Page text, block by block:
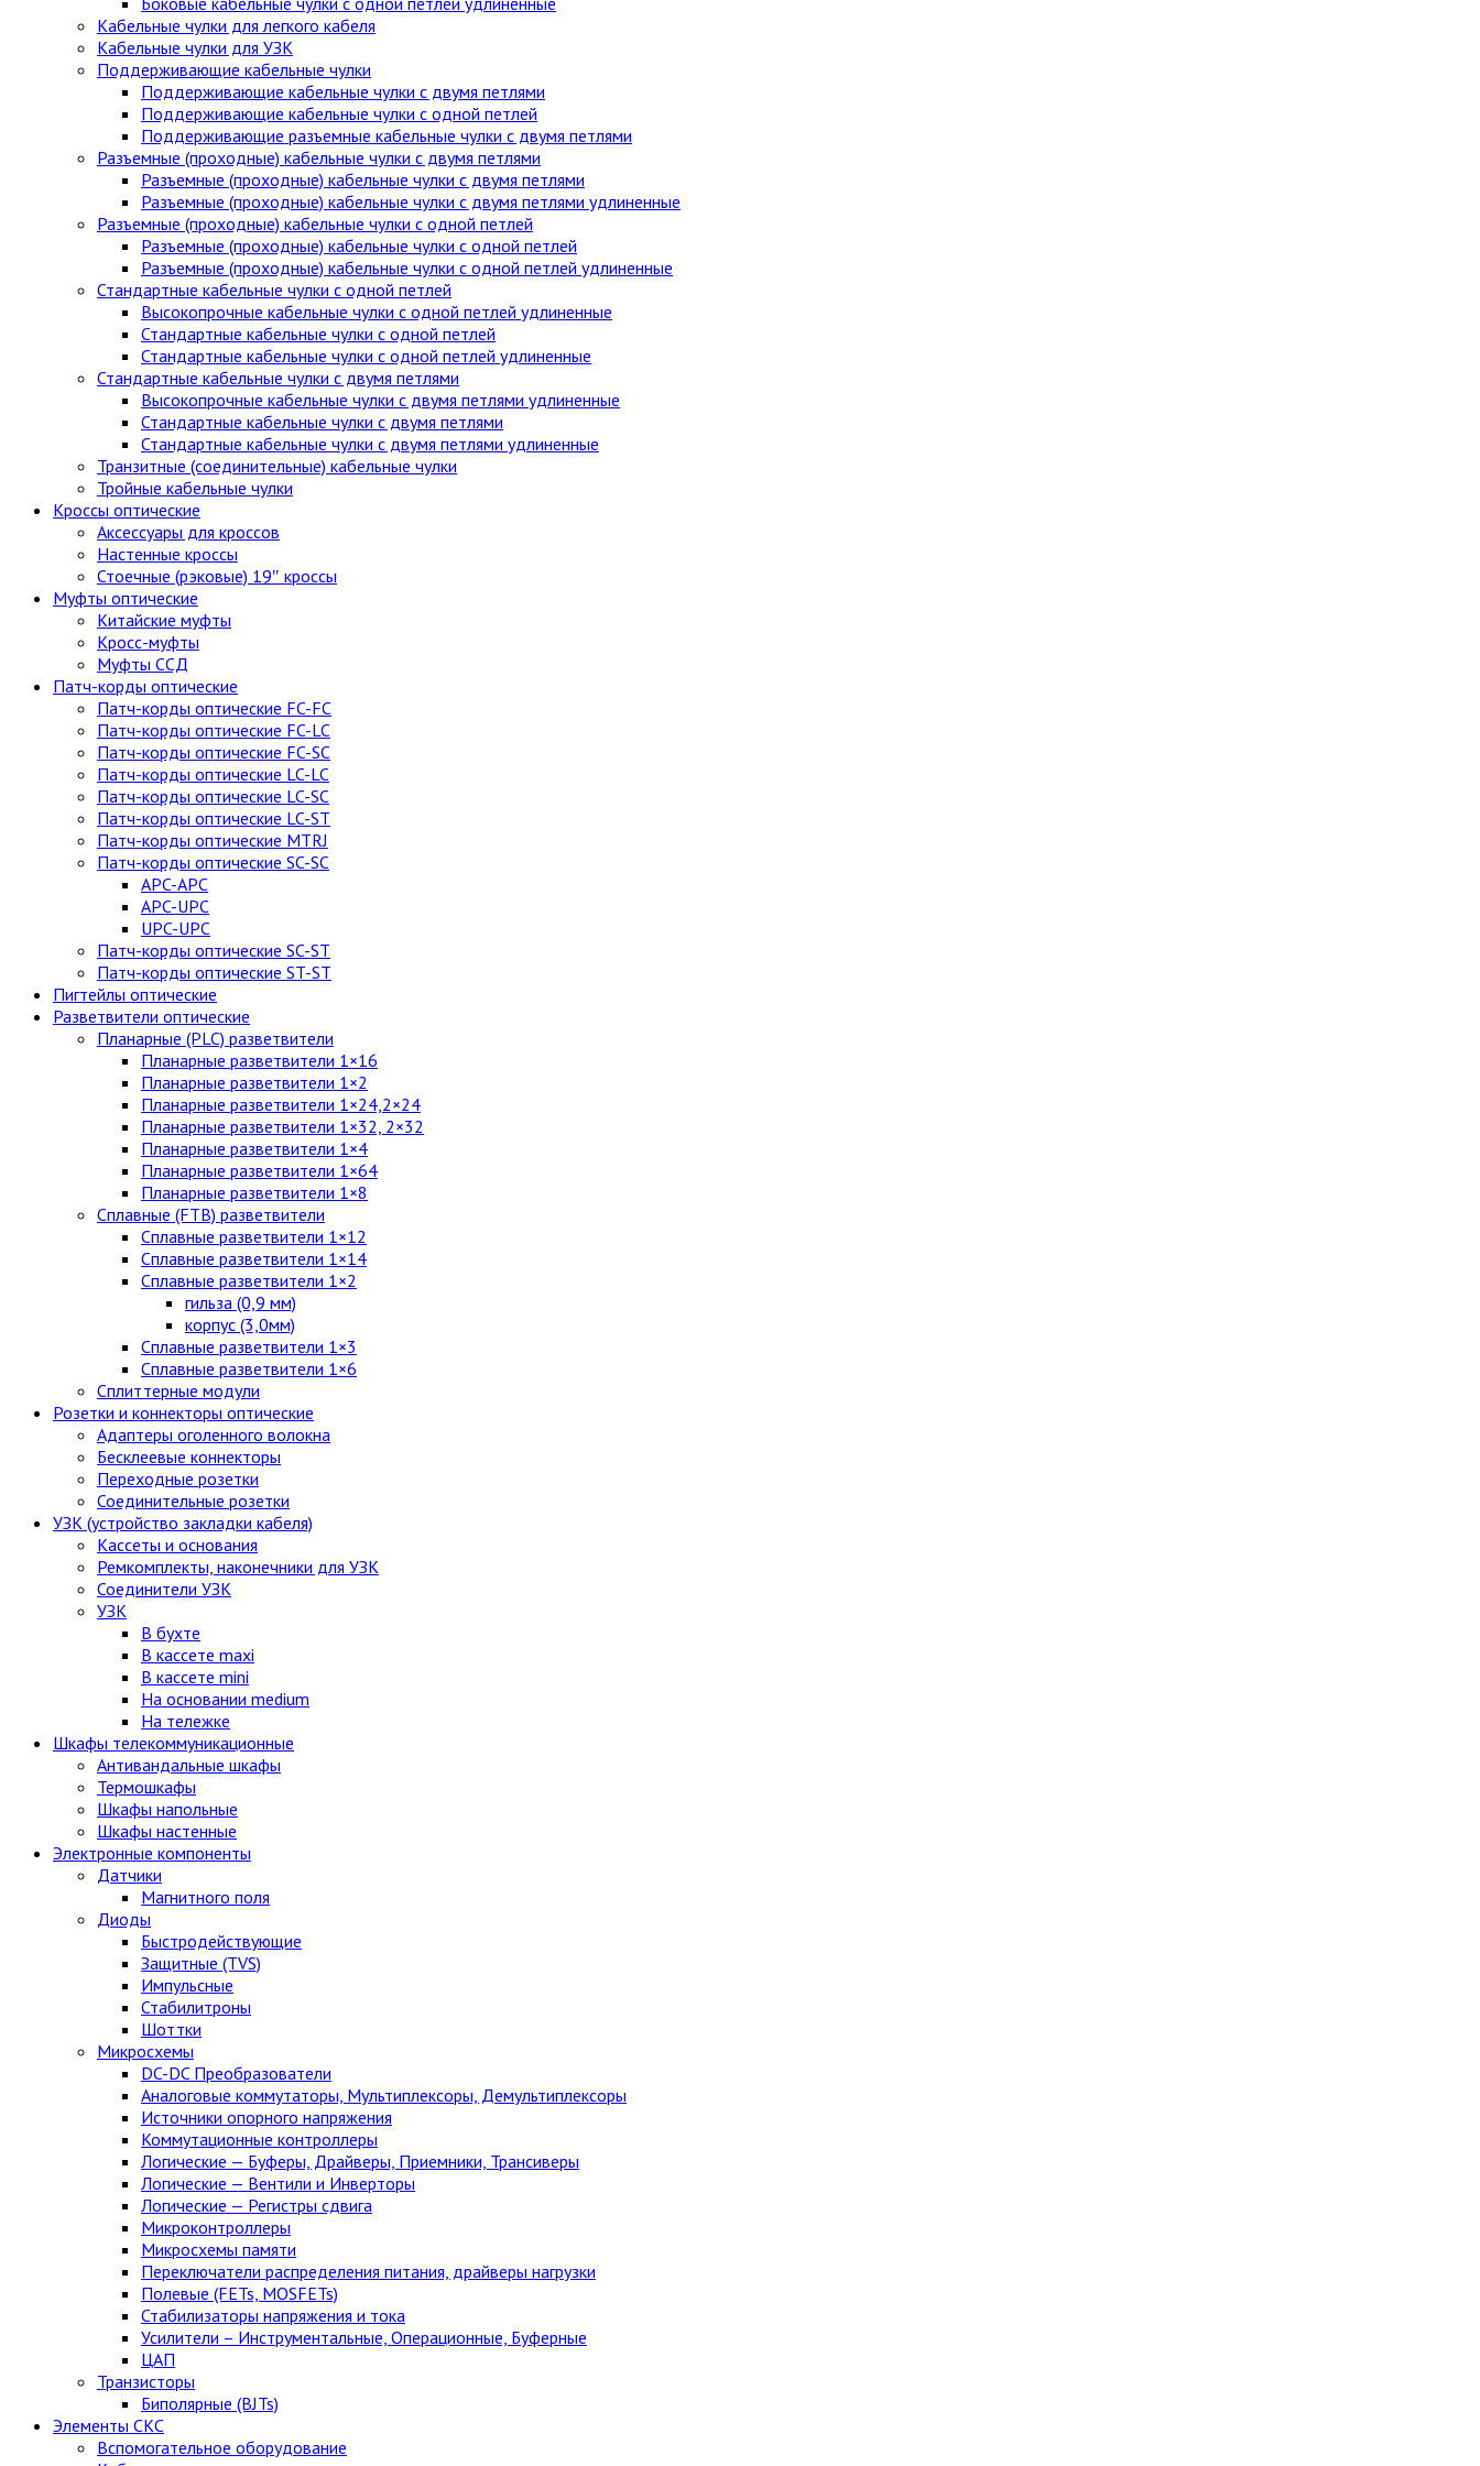
Кабельные чулки для легкого кабеля
Кабельные чулки для УЗК
Поддерживающие кабельные чулки
Поддерживающие кабельные чулки с двумя петлями
Поддерживающие кабельные чулки с одной петлей
Поддерживающие разъемные кабельные чулки с двумя петлями
Разъемные (проходные) кабельные чулки с двумя петлями
Разъемные (проходные) кабельные чулки с двумя петлями
Разъемные (проходные) кабельные чулки с двумя петлями удлиненные
Разъемные (проходные) кабельные чулки с одной петлей
Разъемные (проходные) кабельные чулки с одной петлей
Разъемные (проходные) кабельные чулки с одной петлей удлиненные
Стандартные кабельные чулки c одной петлей
Высокопрочные кабельные чулки с одной петлей удлиненные
Стандартные кабельные чулки с одной петлей
Стандартные кабельные чулки с одной петлей удлиненные
Стандартные кабельные чулки с двумя петлями
Высокопрочные кабельные чулки с двумя петлями удлиненные
Стандартные кабельные чулки с двумя петлями
Стандартные кабельные чулки с двумя петлями удлиненные
Транзитные (соединительные) кабельные чулки
Тройные кабельные чулки
Кроссы оптические
Аксессуары для кроссов
Настенные кроссы
Стоечные (рэковые) 19″ кроссы
Муфты оптические
Китайские муфты
Кросс-муфты
Муфты ССД
Патч-корды оптические
Патч-корды оптические FC-FC
Патч-корды оптические FC-LC
Патч-корды оптические FC-SC
Патч-корды оптические LC-LC
Патч-корды оптические LC-SC
Патч-корды оптические LC-ST
Патч-корды оптические MTRJ
Патч-корды оптические SC-SC
APC-APC
APC-UPC
UPC-UPC
Патч-корды оптические SC-ST
Патч-корды оптические ST-ST
Пигтейлы оптические
Разветвители оптические
Планарные (PLC) разветвители
Планарные разветвители 1×16
Планарные разветвители 1×2
Планарные разветвители 1×24,2×24
Планарные разветвители 1×32, 2×32
Планарные разветвители 1×4
Планарные разветвители 1×64
Планарные разветвители 1×8
Сплавные (FTB) разветвители
Сплавные разветвители 1×12
Сплавные разветвители 1×14
Сплавные разветвители 1×2
гильза (0,9 мм)
корпус (3,0мм)
Сплавные разветвители 1×3
Сплавные разветвители 1×6
Сплиттерные модули
Розетки и коннекторы оптические
Адаптеры оголенного волокна
Бесклеевые коннекторы
Переходные розетки
Соединительные розетки
УЗК (устройство закладки кабеля)
Кассеты и основания
Ремкомплекты, наконечники для УЗК
Соединители УЗК
УЗК
В бухте
В кассете maxi
В кассете mini
На основании medium
На тележке
Шкафы телекоммуникационные
Антивандальные шкафы
Термошкафы
Шкафы напольные
Шкафы настенные
Электронные компоненты
Датчики
Магнитного поля
Диоды
Быстродействующие
Защитные (TVS)
Импульсные
Стабилитроны
Шоттки
Микросхемы
DC-DC Преобразователи
Аналоговые коммутаторы, Мультиплексоры, Демультиплексоры
Источники опорного напряжения
Коммутационные контроллеры
Логические — Буферы, Драйверы, Приемники, Трансиверы
Логические — Вентили и Инверторы
Логические — Регистры сдвига
Микроконтроллеры
Микросхемы памяти
Переключатели распределения питания, драйверы нагрузки
Полевые (FETs, MOSFETs)
Стабилизаторы напряжения и тока
Усилители – Инструментальные, Операционные, Буферные
ЦАП
Транзисторы
Биполярные (BJTs)
Элементы СКС
Вспомогательное оборудование